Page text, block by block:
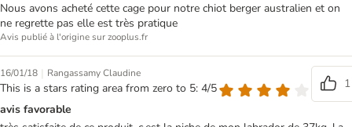
Nous avons acheté cette cage pour notre chiot berger australien et on
ne regrette pas elle est très pratique
Avis publié à l'origine sur zooplus.fr
16/01/18 | Rangassamy Claudine
This is a stars rating area from zero to 5: 4/5
1
avis favorable